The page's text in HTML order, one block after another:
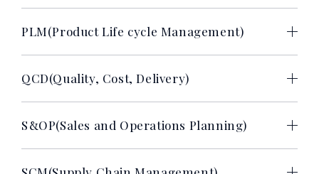
PLM(Product Life cycle Management)
QCD(Quality, Cost, Delivery)
S&OP(Sales and Operations Planning)